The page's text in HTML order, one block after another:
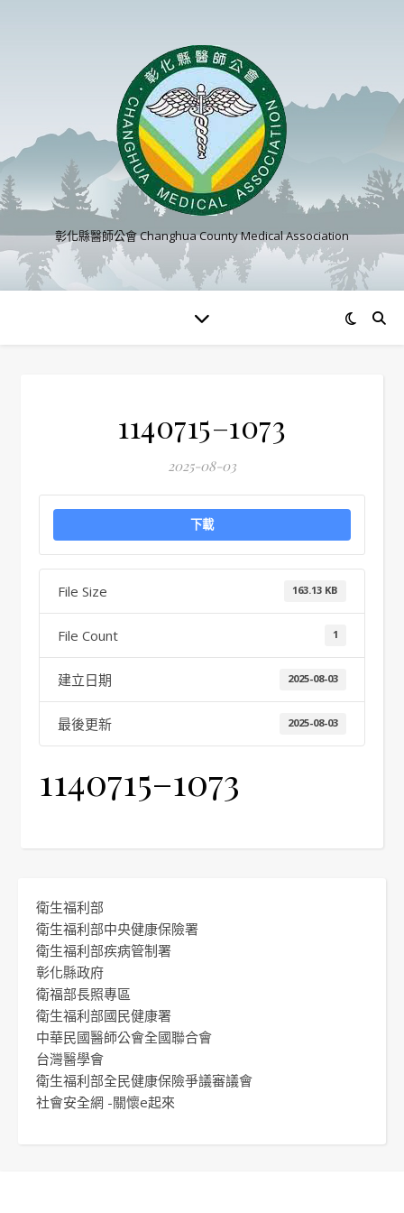
彰化縣醫師公會 Changhua County Medical Association
1140715–1073
2025-08-03
下載
File Size 163.13 KB
File Count 1
建立日期 2025-08-03
最後更新 2025-08-03
1140715–1073
衛生福利部
衛生福利部中央健康保險署
衛生福利部疾病管制署
彰化縣政府
衛福部長照專區
衛生福利部國民健康署
中華民國醫師公會全國聯合會
台灣醫學會
衛生福利部全民健康保險爭議審議會
社會安全網 -關懷e起來